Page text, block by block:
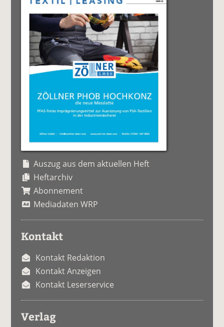
Auszug aus dem aktuellen Heft
Heftarchiv
Abonnement
Mediadaten WRP
Kontakt
Kontakt Redaktion
Kontakt Anzeigen
Kontakt Leserservice
Verlag